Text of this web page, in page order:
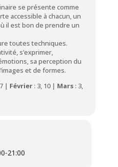
se présente comme
accessible à chacun, un
il est bon de prendre un
toutes techniques.
s’exprimer,
sa perception du
et de formes.
| Février: 3, 10 | Mars: 3,
-21:00